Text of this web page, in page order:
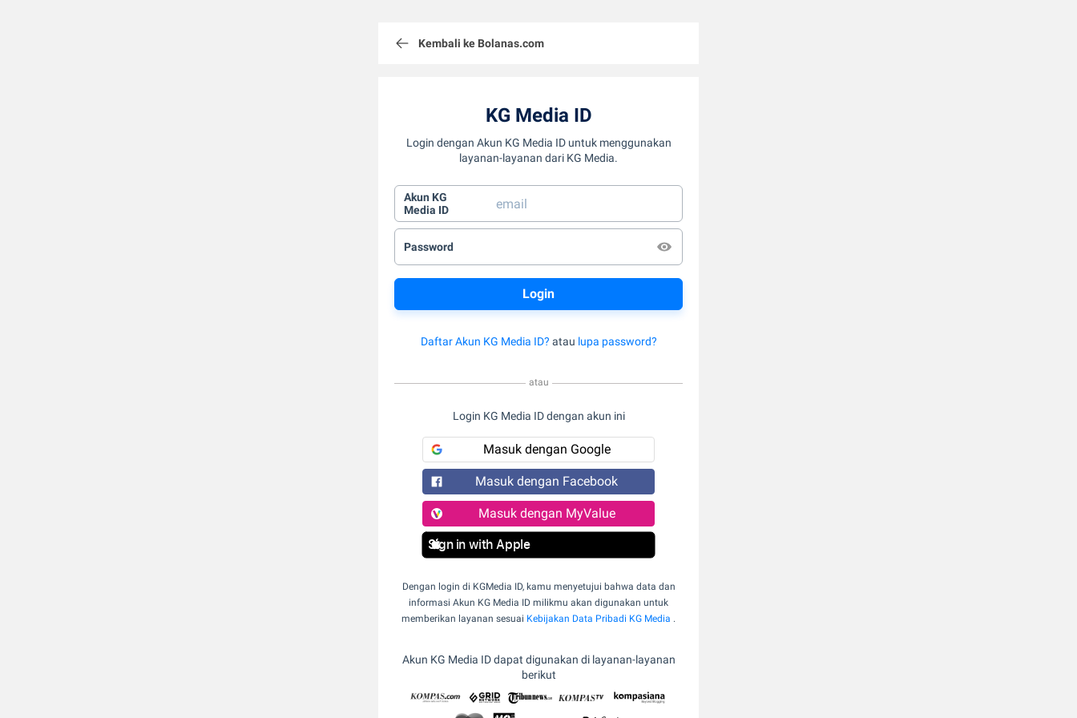
Kembali ke Bolanas.com
KG Media ID
Login dengan Akun KG Media ID untuk menggunakan
layanan-layanan dari KG Media.
Akun KG
Media ID
Password
Daftar Akun KG Media ID? atau lupa password?
atau
Login KG Media ID dengan akun ini
Masuk dengan Google
Masuk dengan Facebook
Masuk dengan MyValue
Sign in with Apple
Dengan login di KGMedia ID, kamu menyetujui bahwa data dan
informasi Akun KG Media ID milikmu akan digunakan untuk
memberikan layanan sesuai Kebijakan Data Pribadi KG Media .
Akun KG Media ID dapat digunakan di layanan-layanan
berikut